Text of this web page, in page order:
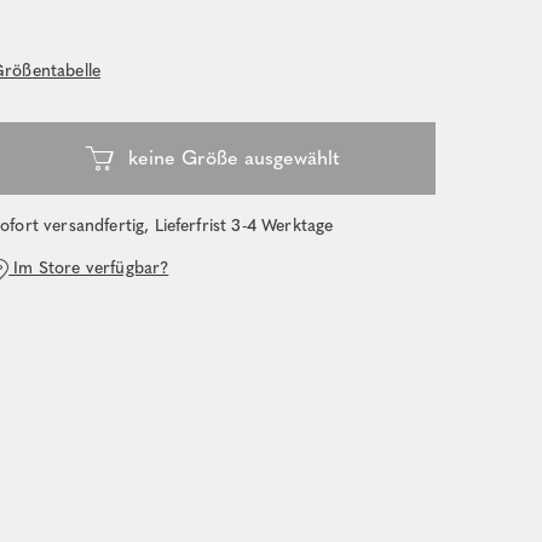
versandfertig, Lieferfrist 3-4 Werktage
Im Store verfügbar?